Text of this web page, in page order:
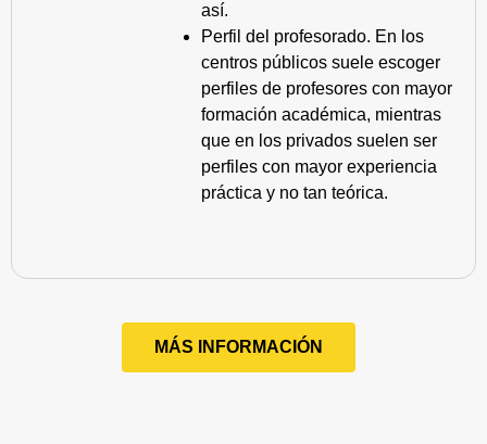
así.
Perfil del profesorado. En los
centros públicos suele escoger
perfiles de profesores con mayor
formación académica, mientras
que en los privados suelen ser
perfiles con mayor experiencia
práctica y no tan teórica.
MÁS INFORMACIÓN